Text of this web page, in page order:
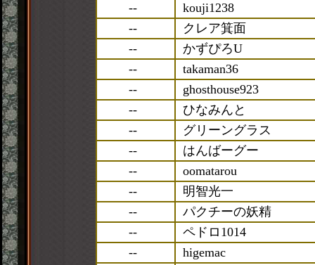
--
kouji1238
--
クレア箕面
--
かずぴろU
--
takaman36
--
ghosthouse923
--
ひなみんと
--
グリーングラス
--
はんばーグー
--
oomatarou
--
明智光一
--
パクチーの妖精
--
ペドロ1014
--
higemac